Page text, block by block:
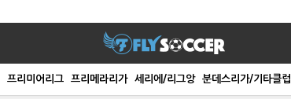
프리미어리그 프리메라리가 세리에/리그앙 분데스리가/기타클럽